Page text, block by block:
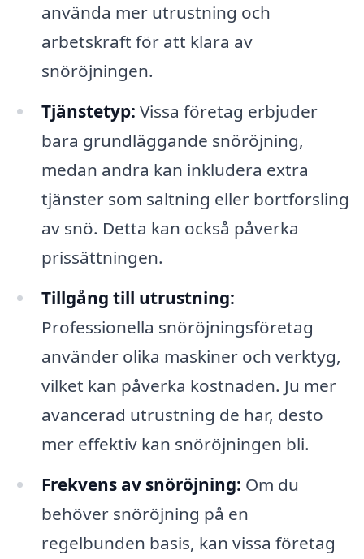
använda mer utrustning och
arbetskraft för att klara av
snöröjningen.
Tjänstetyp: Vissa företag erbjuder
bara grundläggande snöröjning,
medan andra kan inkludera extra
tjänster som saltning eller bortforsling
av snö. Detta kan också påverka
prissättningen.
Tillgång till utrustning:
Professionella snöröjningsföretag
använder olika maskiner och verktyg,
vilket kan påverka kostnaden. Ju mer
avancerad utrustning de har, desto
mer effektiv kan snöröjningen bli.
Frekvens av snöröjning: Om du
behöver snöröjning på en
regelbunden basis, kan vissa företag